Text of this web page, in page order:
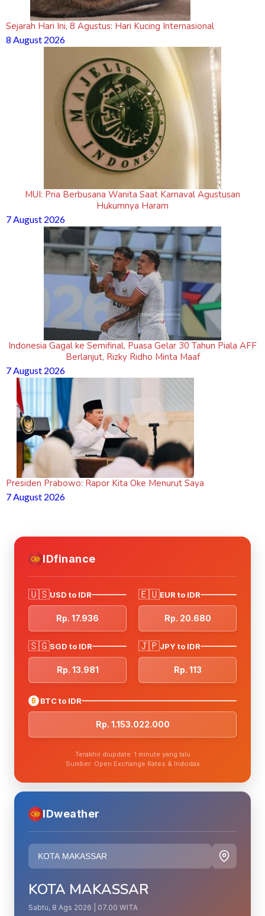
Sejarah Hari Ini, 8 Agustus: Hari Kucing Internasional
8 August 2026
MUI: Pria Berbusana Wanita Saat Karnaval Agustusan
Hukumnya Haram
7 August 2026
Indonesia Gagal ke Semifinal, Puasa Gelar 30 Tahun Piala AFF
Berlanjut, Rizky Ridho Minta Maaf
7 August 2026
Presiden Prabowo: Rapor Kita Oke Menurut Saya
7 August 2026
IDfinance
🇺🇸USD to IDR
Rp. 17.936
🇪🇺EUR to IDR
Rp. 20.680
🇸🇬SGD to IDR
Rp. 13.981
🇯🇵JPY to IDR
Rp. 113
₿ BTC to IDR
Rp. 1.153.022.000
Terakhir diupdate: 1 minute yang lalu
Sumber: Open Exchange Rates & Indodax
IDweather
KOTA MAKASSAR
Sabtu, 8 Ags 2026 | 07.00 WITA